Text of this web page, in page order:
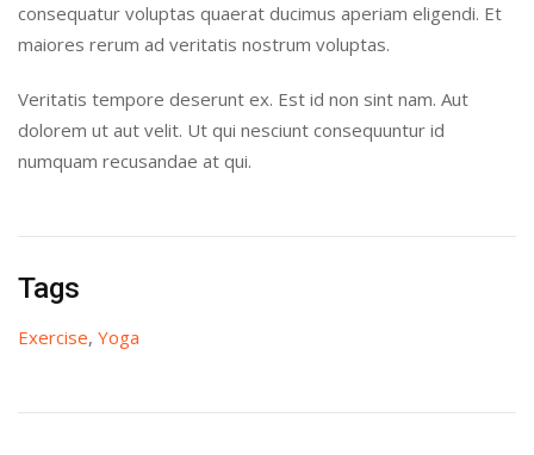
consequatur voluptas quaerat ducimus aperiam eligendi. Et
maiores rerum ad veritatis nostrum voluptas.
Veritatis tempore deserunt ex. Est id non sint nam. Aut
dolorem ut aut velit. Ut qui nesciunt consequuntur id
numquam recusandae at qui.
Tags
Exercise, Yoga